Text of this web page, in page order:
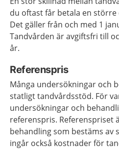
du oftast får betala en större
Det gäller från och med 1
Tandvården är avgiftsfri till
år.
Referenspris
Många undersökningar och
statligt tandvårdsstöd. För
undersökningar och
referenspris. Referenspriset
behandling som bestäms av
ingår också kostnader för